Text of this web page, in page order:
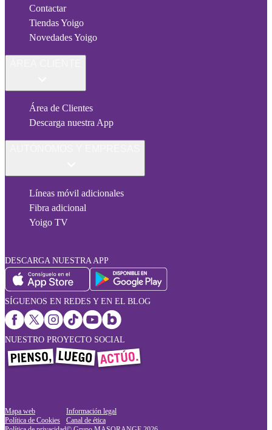
Contactar
Tiendas Yoigo
Novedades Yoigo
Área de Clientes
Descarga nuestra App
Líneas móvil adicionales
Fibra adicional
Yoigo TV
DESCARGA NUESTRA APP
SÍGUENOS EN REDES Y EN EL BLOG
NUESTRO PROYECTO SOCIAL
Mapa web
Política de Cookies
Información legal
Canal de ética